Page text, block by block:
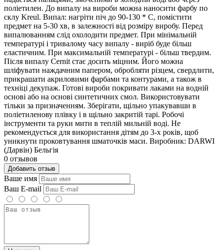
поліетилен. До випалу на вироби можна наносити фарбу по
склу Kreul. Випал: нагріти піч до 90-130 * С, помістити
предмет на 5-30 хв, в залежності від розміру виробу. Перед
випалюванням слід охолодити предмет. При мінімальній
температурі і тривалому часу випалу - виріб буде більш
еластичним. При максимальній температурі - більш твердим.
Після випалу Cernit стає досить міцним. Його можна
шліфувати наждачним папером, обробляти різцем, свердлити,
прикрашати акриловими фарбами та контурами, а також в
техніці декупаж. Готові вироби покривати лаками на водній
основі або на основі синтетичних смол. Використовувати
тільки за призначенням. Зберігати, щільно упакувавши в
поліетиленову плівку і в щільно закритій тарі. Робочі
інструменти та руки мити в теплій мильній воді. Не
рекомендується для використання дітям до 3-х років, щоб
уникнути проковтування шматочків маси. Виробник: DARWI
(Дарвін) Бельгія
0 отзывов
Добавить отзыв
Ваше имя
Ваш E-mail